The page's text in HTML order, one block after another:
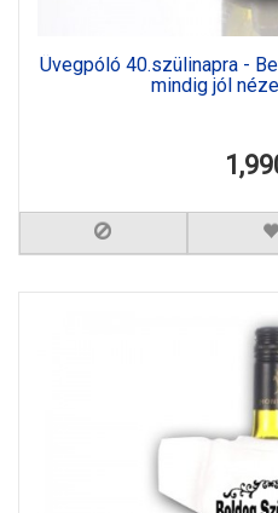
Üvegpóló 40.szülinapra -
mindig jól